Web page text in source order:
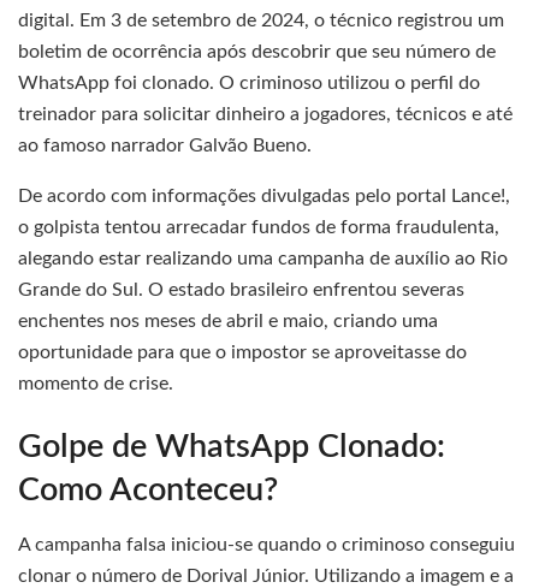
digital. Em 3 de setembro de 2024, o técnico registrou um
boletim de ocorrência após descobrir que seu número de
WhatsApp foi clonado. O criminoso utilizou o perfil do
treinador para solicitar dinheiro a jogadores, técnicos e até
ao famoso narrador Galvão Bueno.
De acordo com informações divulgadas pelo portal Lance!,
o golpista tentou arrecadar fundos de forma fraudulenta,
alegando estar realizando uma campanha de auxílio ao Rio
Grande do Sul. O estado brasileiro enfrentou severas
enchentes nos meses de abril e maio, criando uma
oportunidade para que o impostor se aproveitasse do
momento de crise.
Golpe de WhatsApp Clonado:
Como Aconteceu?
A campanha falsa iniciou-se quando o criminoso conseguiu
clonar o número de Dorival Júnior. Utilizando a imagem e a